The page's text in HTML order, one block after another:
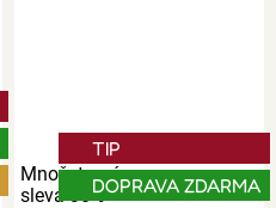
Množstevní
sleva 30%
TIP
DOPRAVA ZDARMA